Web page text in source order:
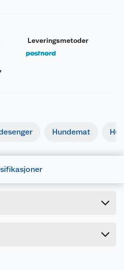
Leveringsmetoder
Hundemat
fått noen omtale ennå.